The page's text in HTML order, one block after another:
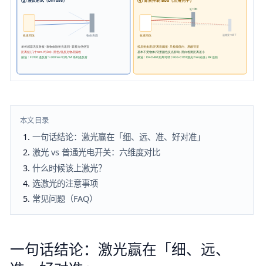
本文目录
一句话结论：激光赢在「细、远、准、好对准」
激光 vs 普通光电开关：六维度对比
什么时候该上激光？
选激光的注意事项
常见问题（FAQ）
一句话结论：激光赢在「细、远、